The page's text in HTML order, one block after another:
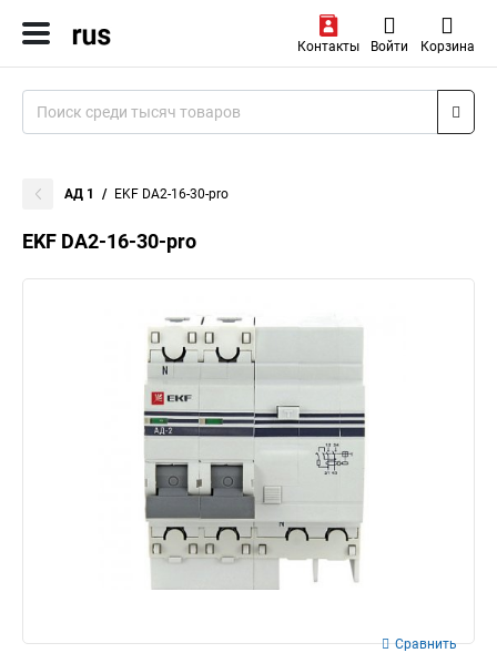
Контакты Войти Корзина
АД 1 EKF DA2-16-30-pro
EKF DA2-16-30-pro
Сравнить